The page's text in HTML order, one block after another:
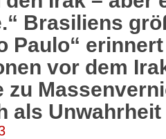
Brasiliens
Paulo“
vor dem
zu
als